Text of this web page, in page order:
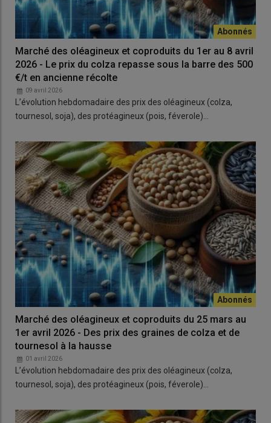
Marché des oléagineux et coproduits du 1er au 8 avril
2026 - Le prix du colza repasse sous la barre des 500
€/t en ancienne récolte
09 avril 2026
L’évolution hebdomadaire des prix des oléagineux (colza,
tournesol, soja), des protéagineux (pois, féverole)…
Marché des oléagineux et coproduits du 25 mars au
1er avril 2026 - Des prix des graines de colza et de
tournesol à la hausse
01 avril 2026
L’évolution hebdomadaire des prix des oléagineux (colza,
tournesol, soja), des protéagineux (pois, féverole)…